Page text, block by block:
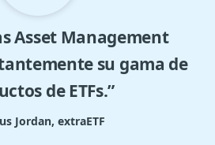
Asset Management
su gama de
de ETFs.”
Jordan, extraETF